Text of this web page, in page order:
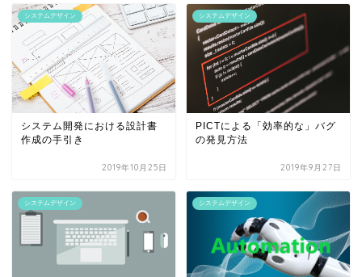
システムデザイン
システム開発における設計書
作成の手引き
2019年10月25日
システムデザイン
PICTによる「効率的な」バグ
の発見方法
2019年9月27日
システムデザイン システムデザイン